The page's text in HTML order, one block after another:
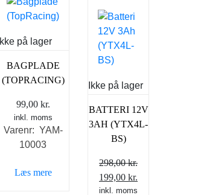
Ikke på lager
BAGPLADE
(TOPRACING)
99,00 kr.
inkl. moms
Varenr: YAM-
10003
Læs mere
Ikke på lager
BATTERI 12V
3AH (YTX4L-
BS)
298,00kr.
Den
oprindelige
199,00 kr.
inkl. moms